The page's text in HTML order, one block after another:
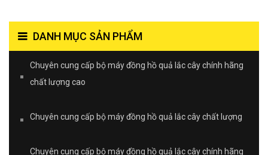
DANH MỤC SẢN PHẨM
Chuyên cung cấp bộ máy đồng hồ quả lắc cây chính hãng
chất lượng cao
Chuyên cung cấp bộ máy đồng hồ quả lắc cây chất lượng
Chuyên cung cấp bộ máy đồng hồ quả lắc cây chính hãng